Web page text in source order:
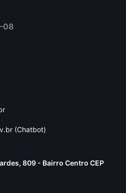
08
(Chatbot)
809 - Bairro Centro CEP